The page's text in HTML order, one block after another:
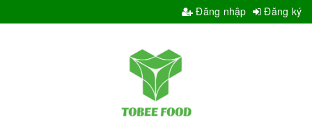
Đăng nhập Đăng ký